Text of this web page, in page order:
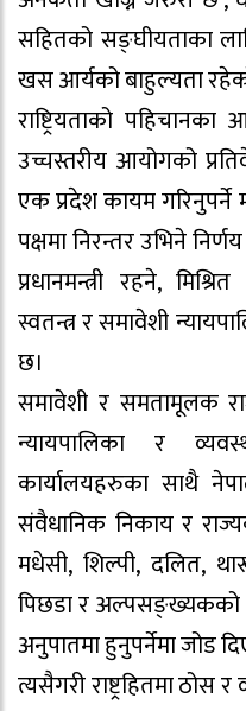
सहितको सङ्घीयताका
खस आर्यको बाहुल्यता
राष्ट्रियताको पहिचानका
उच्चस्तरीय आयोगको
एक प्रदेश कायम
पक्षमा निरन्तर उभिने
प्रधानमन्त्री रहने,
स्वतन्त्र र समावेशी
छ।
समावेशी र समतामूलक
न्यायपालिका र
कार्यालयहरुका साथै
संवैधानिक निकाय र
मधेसी, शिल्पी, दलित,
पिछडा र अल्पसङ्ख्यकको
अनुपातमा हुनुपर्नेमा जोड
त्यसैगरी राष्ट्रहितमा ठोस